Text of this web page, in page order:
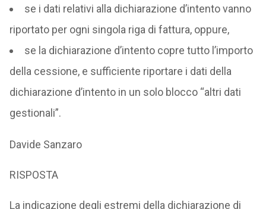
se i dati relativi alla dichiarazione d’intento vanno
riportato per ogni singola riga di fattura, oppure,
se la dichiarazione d’intento copre tutto l’importo
della cessione, e sufficiente riportare i dati della
dichiarazione d’intento in un solo blocco “altri dati
gestionali”.
Davide Sanzaro
RISPOSTA
La indicazione degli estremi della dichiarazione di